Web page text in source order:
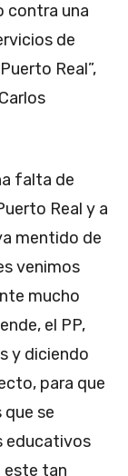
contra una
de
Real”,
falta de
Real y a
mentido de
venimos
mucho
el PP,
y diciendo
para que
se
educativos
este tan